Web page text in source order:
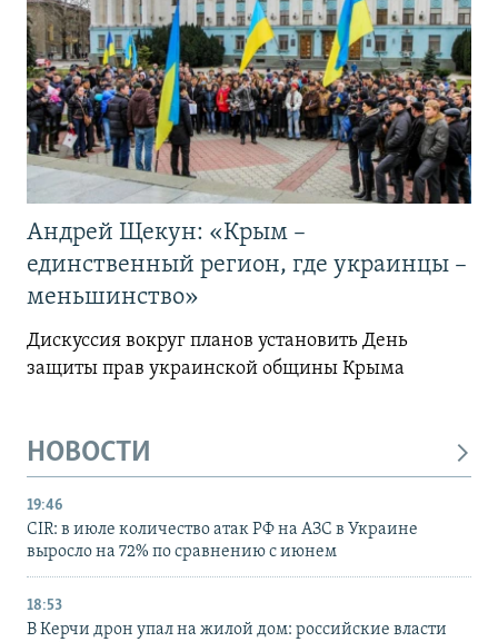
Андрей Щекун: «Крым –
единственный регион, где украинцы –
меньшинство»
Дискуссия вокруг планов установить День
защиты прав украинской общины Крыма
НОВОСТИ
19:46
CIR: в июле количество атак РФ на АЗС в Украине
выросло на 72% по сравнению с июнем
18:53
В Керчи дрон упал на жилой дом: российские власти